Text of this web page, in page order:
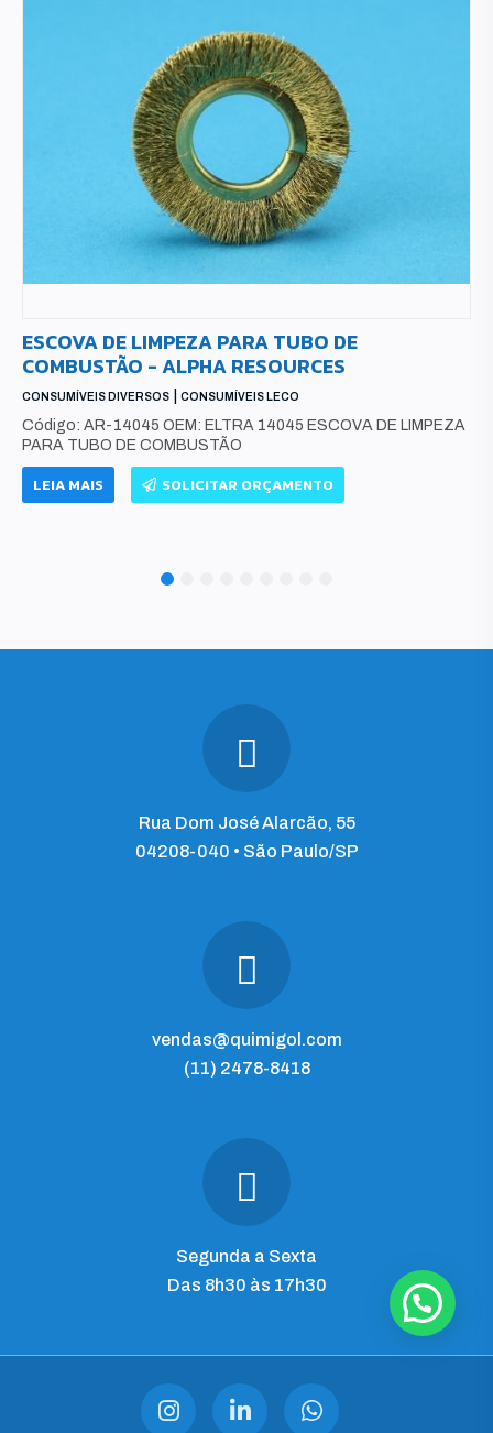
ESCOVA DE LIMPEZA PARA TUBO DE
COMBUSTÃO - ALPHA RESOURCES
CONSUMÍVEIS DIVERSOS CONSUMÍVEIS LECO
Código: AR-14045 OEM: ELTRA 14045 ESCOVA DE LIMPEZA
PARA TUBO DE COMBUSTÃO
LEIA MAIS SOLICITAR ORÇAMENTO
4
Rua Dom José Alarcão, 55
04208-040 • São Paulo/SP
vendas@quimigol.com
(11) 2478-8418
Segunda a Sexta
Das 8h30 às 17h30